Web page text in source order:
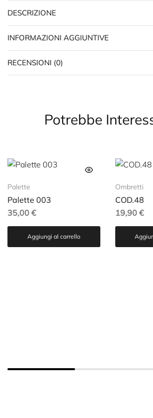
DESCRIZIONE
INFORMAZIONI AGGIUNTIVE
RECENSIONI (0)
Potrebbe
Palette
Palette 003
35,00 €
Aggiungi al carrello
Ombretti
COD.48
19,90 €